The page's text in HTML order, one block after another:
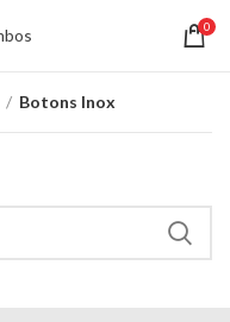
0
Botons Inox